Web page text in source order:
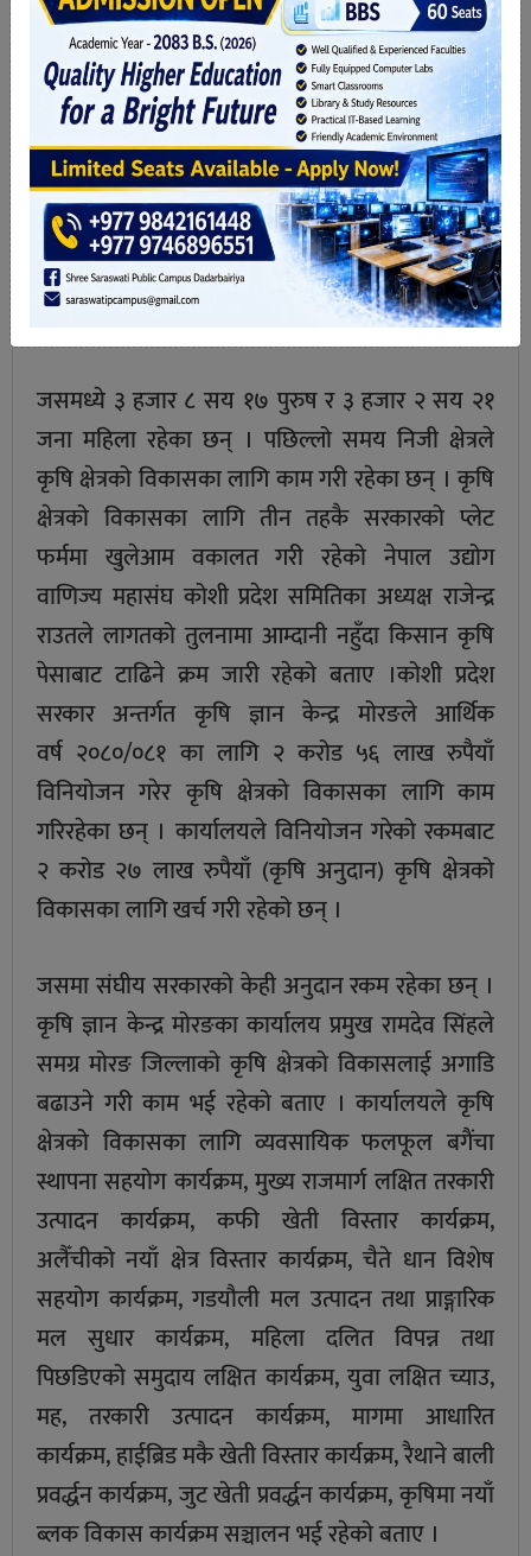
लामो हुने गरेका छन् । र एउटै मकैको बोटमा २ देखि ३
वटासम्म घोगा लाग्ने गरेको छ । परियोजनाले ५२ हजार ३१
जनालाई ज्यालादारी रुपमा रोजगारी उपलब्ध गराउने
वातावरण तयार पारेका छन् । २७ हजार ४ सय ३०
जनालाई आंशिक रोजगारी र ४ हजार ८ सय ३१ जनालाई
स्थायी रोजगारीको अवस्था सृजना गरेको परियोजनाले
जनाएको छ । २ हजार ९ सय ६७ जनजाति, २ हजार २
सय १६ अन्य, ६ सय ६७ दलित र ३ हजार २ सय युवा गरी
७ हजार ३८ जनाले प्रदेशमा रोजगारी पाएका छन् ।
जसमध्ये ३ हजार ८ सय १७ पुरुष र ३ हजार २ सय २१
जना महिला रहेका छन् । पछिल्लो समय निजी क्षेत्रले
कृषि क्षेत्रको विकासका लागि काम गरी रहेका छन् । कृषि
क्षेत्रको विकासका लागि तीन तहकै सरकारको प्लेट
फर्ममा खुलेआम वकालत गरी रहेको नेपाल उद्योग
वाणिज्य महासंघ कोशी प्रदेश समितिका अध्यक्ष राजेन्द्र
राउतले लागतको तुलनामा आम्दानी नहुँदा किसान कृषि
पेसाबाट टाढिने क्रम जारी रहेको बताए ।कोशी प्रदेश
सरकार अन्तर्गत कृषि ज्ञान केन्द्र मोरङले आर्थिक
वर्ष २०८०/०८१ का लागि २ करोड ५६ लाख रुपैयाँ
विनियोजन गरेर कृषि क्षेत्रको विकासका लागि काम
गरिरहेका छन् । कार्यालयले विनियोजन गरेको रकमबाट
२ करोड २७ लाख रुपैयाँ (कृषि अनुदान) कृषि क्षेत्रको
विकासका लागि खर्च गरी रहेको छन् ।
जसमा संघीय सरकारको केही अनुदान रकम रहेका छन् ।
कृषि ज्ञान केन्द्र मोरङका कार्यालय प्रमुख रामदेव सिंहले
समग्र मोरङ जिल्लाको कृषि क्षेत्रको विकासलाई अगाडि
बढाउने गरी काम भई रहेको बताए । कार्यालयले कृषि
क्षेत्रको विकासका लागि व्यवसायिक फलफूल बगैंचा
स्थापना सहयोग कार्यक्रम, मुख्य राजमार्ग लक्षित तरकारी
उत्पादन कार्यक्रम, कफी खेती विस्तार कार्यक्रम,
अलैँचीको नयाँ क्षेत्र विस्तार कार्यक्रम, चैते धान विशेष
सहयोग कार्यक्रम, गडयौली मल उत्पादन तथा प्राङ्गारिक
मल सुधार कार्यक्रम, महिला दलित विपन्न तथा
पिछडिएको समुदाय लक्षित कार्यक्रम, युवा लक्षित च्याउ,
मह, तरकारी उत्पादन कार्यक्रम, मागमा आधारित
कार्यक्रम, हाईब्रिड मकै खेती विस्तार कार्यक्रम, रैथाने बाली
प्रवर्द्धन कार्यक्रम, जुट खेती प्रवर्द्धन कार्यक्रम, कृषिमा नयाँ
ब्लक विकास कार्यक्रम सञ्चालन भई रहेको बताए ।